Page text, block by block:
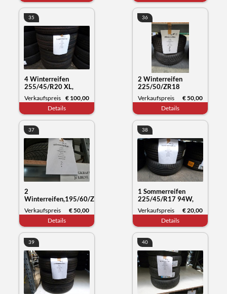
35
4 Winterreifen
255/45/R20 XL,
Kumho Tyre
Wintercraft WS71,
Datum 26/23
Verkaufspreis € 100,00
Details
36
2 Winterreifen
225/50/ZR18
99WXL, Syron
Everrest 1, Datum
Verkaufspreis
€ 50,00
Details
37
2
Winterreifen,195/60/ZR19
89HY, Fronwing A/S
Zuper snow, Datum
Verkaufspreis
€ 50,00
Details
38
1 Sommerreifen
225/45/R17 94W,
Westlake Zuper eco,
Datum 04/24
Verkaufspreis
€ 20,00
Details
39 40